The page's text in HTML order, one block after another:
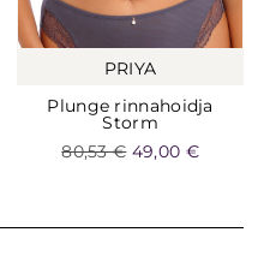
PRIYA
Plunge rinnahoidja
Storm
80,53€ 49,00 €